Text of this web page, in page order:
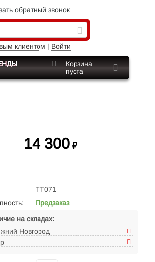
обратный звонок
клиентом | Войти
Корзина
пуста
14 300 ₽
TT071
Предзаказ
на складах:
Новгород